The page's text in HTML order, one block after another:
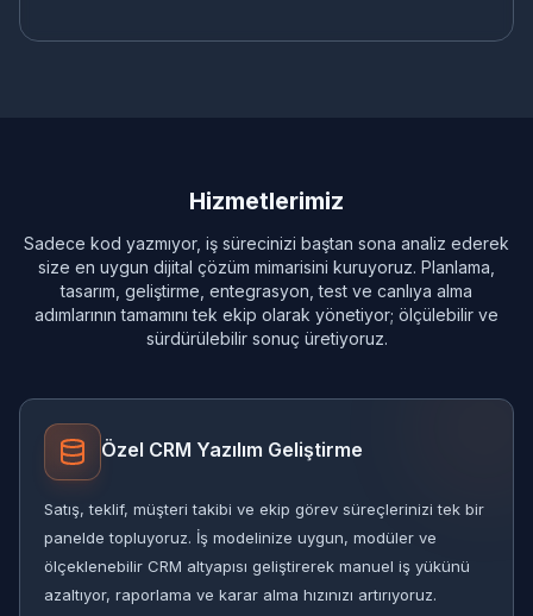
Hizmetlerimiz
Sadece kod yazmıyor, iş sürecinizi baştan sona analiz ederek
size en uygun dijital çözüm mimarisini kuruyoruz. Planlama,
tasarım, geliştirme, entegrasyon, test ve canlıya alma
adımlarının tamamını tek ekip olarak yönetiyor; ölçülebilir ve
sürdürülebilir sonuç üretiyoruz.
Özel CRM Yazılım Geliştirme
Satış, teklif, müşteri takibi ve ekip görev süreçlerinizi tek bir
panelde topluyoruz. İş modelinize uygun, modüler ve
ölçeklenebilir CRM altyapısı geliştirerek manuel iş yükünü
azaltıyor, raporlama ve karar alma hızınızı artırıyoruz.